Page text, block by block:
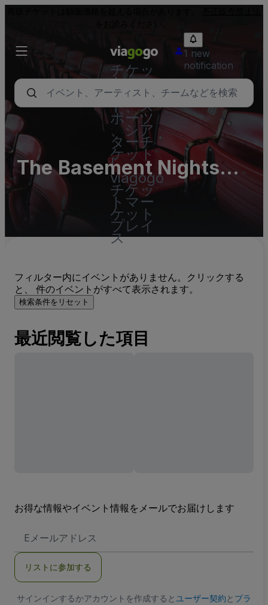
チケッ
ト - コ
ンサー
ト、ス
ポーツ
、シア
ターチ
ケット
|
viagogo
チケッ
トマー
ケット
プレイ
ス
1 new
notification
The Basement Nightspot
Parking Lots (InActive)
フィルター内にイベントがありません。クリックする
と、 件のイベントがすべて表示されます。
検索条件をリセット
最近閲覧した項目
お得な情報やイベント情報をメールでお届けします
メ
ア
ス
リストに参加する
サインインするかアカウントを作成すると ユーザー契約と プラ